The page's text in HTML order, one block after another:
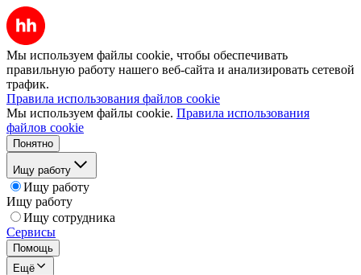
Мы используем файлы cookie, чтобы обеспечивать
правильную работу нашего веб-сайта и анализировать сетевой
трафик.
Правила использования файлов cookie
Мы используем файлы cookie. Правила использования
файлов cookie
Понятно
Ищу работу
Ищу работу
Ищу работу
Ищу сотрудника
Сервисы
Помощь
Ещё